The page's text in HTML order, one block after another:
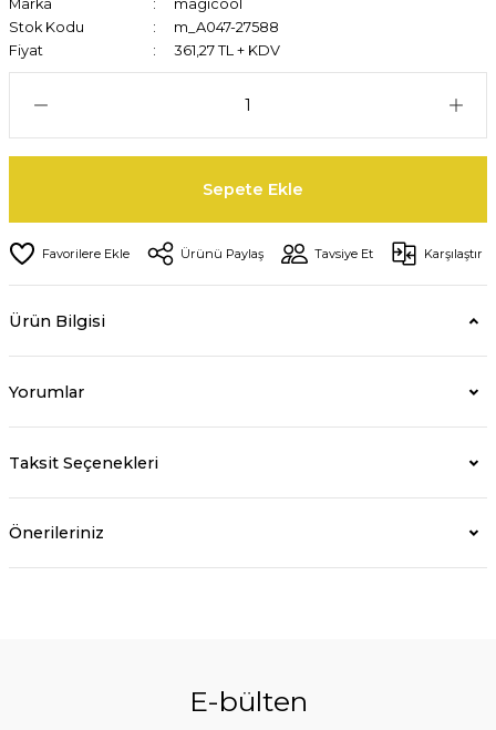
Marka
magicool
Stok Kodu
m_A047-27588
Fiyat
361,27 TL + KDV
Sepete Ekle
Ürünü Paylaş Tavsiye Et Karşılaştır
Ürün Bilgisi
Yorumlar
Taksit Seçenekleri
Önerileriniz
E-bülten